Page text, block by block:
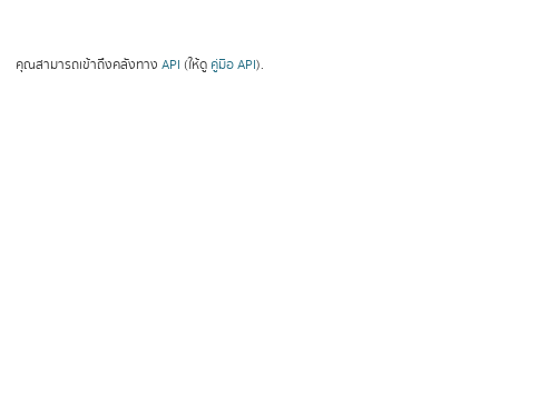
คุณสามารถเข้าถึงคลังทาง API (ให้ดู คู่มือ API).